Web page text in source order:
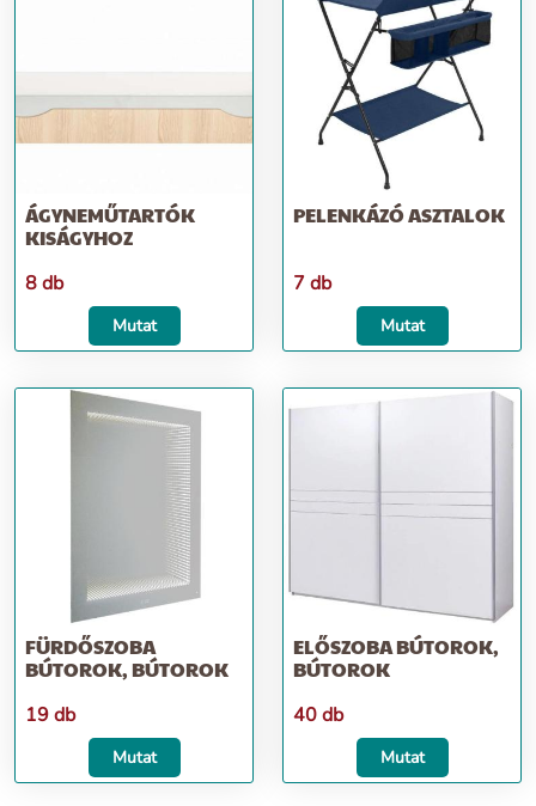
ÁGYNEMŰTARTÓK
KISÁGYHOZ
8 db
Mutat
PELENKÁZÓ ASZTALOK
7 db
Mutat
FÜRDŐSZOBA
BÚTOROK, BÚTOROK
19 db
Mutat
ELŐSZOBA BÚTOROK,
BÚTOROK
40 db
Mutat